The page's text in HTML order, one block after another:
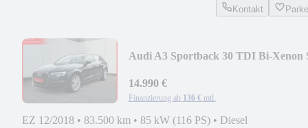
Kontakt
Audi A3 Sportback 30 TDI Bi-Xenon
14.990 €
Finanzierung ab 136 € mtl.
EZ 12/2018 • 83.500 km • 85 kW (116 PS) • Diesel